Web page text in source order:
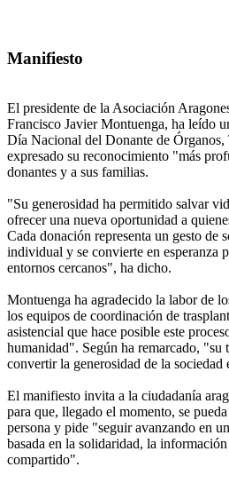
Manifiesto
El presidente de la Asociación
Francisco Javier Montuenga, ha leído
Día Nacional del Donante de
expresado su reconocimiento "más
donantes y a sus familias.
"Su generosidad ha permitido salvar
ofrecer una nueva oportunidad a
Cada donación representa un gesto de
individual y se convierte en esperanza
entornos cercanos", ha dicho.
Montuenga ha agradecido la labor de
los equipos de coordinación de
asistencial que hace posible este
humanidad". Según ha remarcado, "su
convertir la generosidad de la sociedad
El manifiesto invita a la ciudadanía
para que, llegado el momento, se
persona y pide "seguir avanzando en
basada en la solidaridad, la
compartido".